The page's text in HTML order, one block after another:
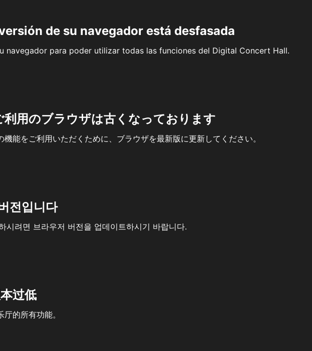
de su navegador está desfasada
navegador para poder utilizar todas las funciones del Digital Concert Hall.
用のブラウザは古くなっております
能をご利用いただくために、ブラウザを最新版に更新してください。
전입니다
시려면 브라우저 버전을 업데이트하시기 바랍니다.
过低
的所有功能。